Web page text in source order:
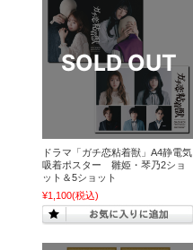
ドラマ「ガチ恋粘着獣」A4静電気
吸着ポスター 雛姫・琴乃2ショ
ット＆5ショット
¥1,100(税込)